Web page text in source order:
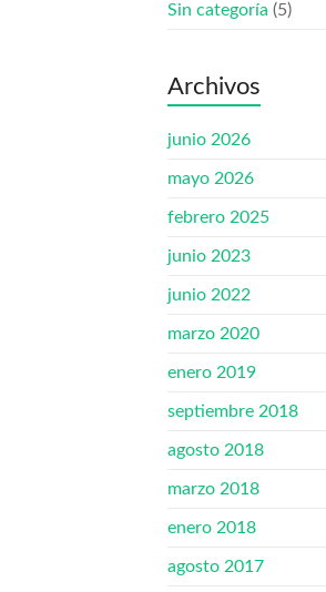
Sin categoría (5)
Archivos
junio 2026
mayo 2026
febrero 2025
junio 2023
junio 2022
marzo 2020
enero 2019
septiembre 2018
agosto 2018
marzo 2018
enero 2018
agosto 2017